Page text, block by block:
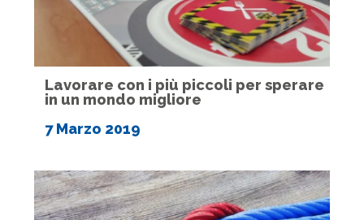
Lavorare con i più piccoli per sperare
in un mondo migliore
7 Marzo 2019